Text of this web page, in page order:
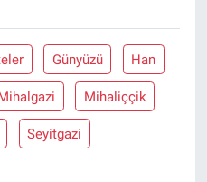
Günyüzü Han
Mihaliççik
Seyitgazi